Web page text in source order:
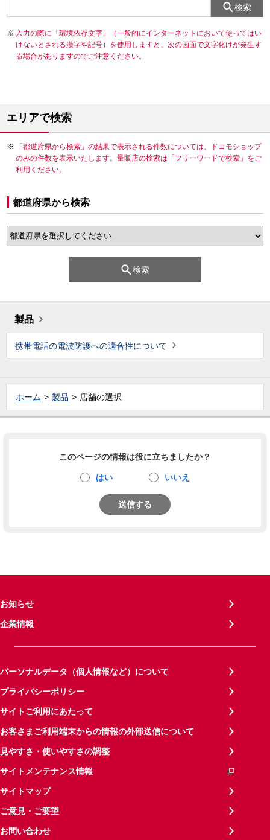
検索
入力の際に「環境依存文字」（一般的にインターネットにおいて使ってはい
けないとされる漢字や記号）を使用しますと、次の画面で文字化けが発生す
る場合がありますのでご注意ください。
エリアで検索
「都道府県から検索」の結果で表示される件数については、ドコモショップ
のみの件数を表示いたします。量販店の検索は「フリーワードで検索」をご
利用ください。
都道府県から検索
検索
製品
携帯電話の電波防護への適合性について
ホーム 製品 店舗の選択
このページの情報は役に立ちましたか？
はい いいえ
送信する
お知らせ
企業情報
パーソナルデータ（個人情報など）について
プライバシーポリシー
サイトご利用にあたって
お客さまご利用端末からの情報の外部送信について
見やすさ・使いやすさの調整
サイトメンテナンス情報
サイトマップ
ご意見・ご要望
お問い合わせ